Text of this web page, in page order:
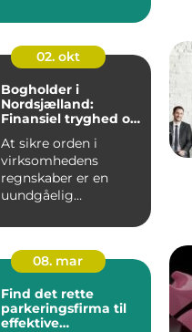
værd...
02. okt
Bogholder i
Nordsjælland:
Finansiel tryghed og
At sikre orden i
virksomhedens
regnskaber er en
uundgåelig
virke uoversk...
08. mar
Find det rette
parkeringsfirma til
effektive